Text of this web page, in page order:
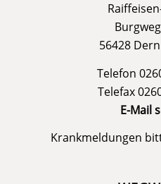
56428
Telefon
Telefax
E-Mail
Krankmeldungen